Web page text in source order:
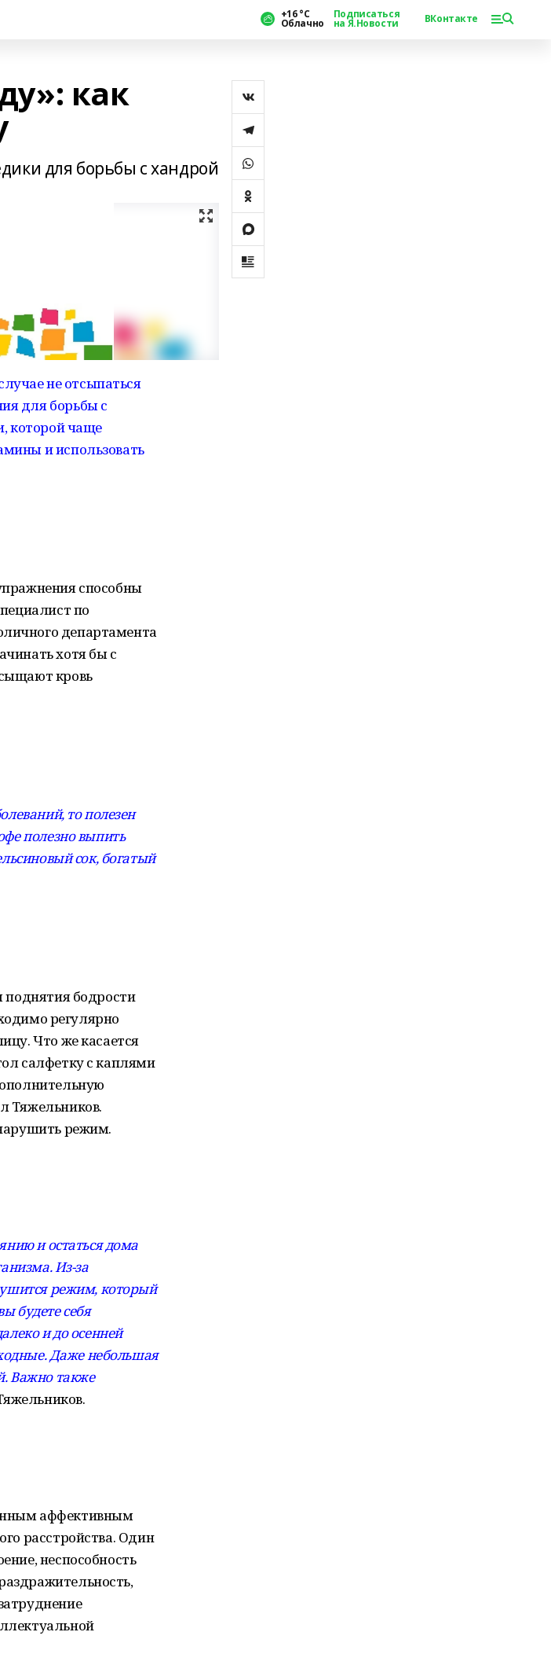
+16 °С
Облачно
Подписаться
на Я.Новости ВКонтакте
как
для борьбы с хандрой
не отсыпаться
для борьбы с
которой чаще
и использовать
способны
по
департамента
хотя бы с
кровь
то полезен
полезно выпить
сок, богатый
поднятия бодрости
регулярно
Что же касается
салфетку с каплями
Тяжельников.
режим.
и остаться дома
Из-за
режим, который
будете себя
и до осенней
Даже небольшая
Важно также
аффективным
расстройства. Один
неспособность